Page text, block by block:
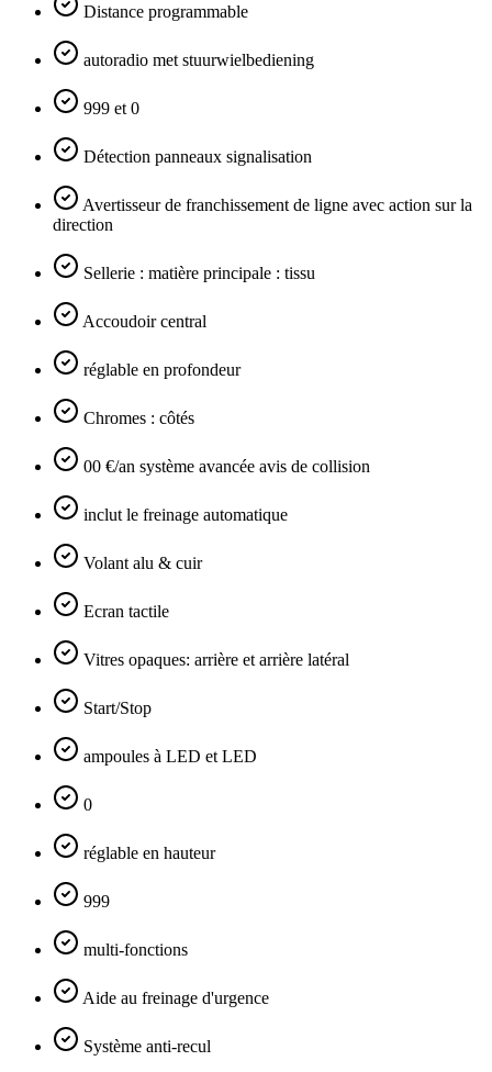
Distance programmable
autoradio met stuurwielbediening
999 et 0
Détection panneaux signalisation
Avertisseur de franchissement de ligne avec action sur la
direction
Sellerie : matière principale : tissu
Accoudoir central
réglable en profondeur
Chromes : côtés
00 €/an système avancée avis de collision
inclut le freinage automatique
Volant alu & cuir
Ecran tactile
Vitres opaques: arrière et arrière latéral
Start/Stop
ampoules à LED et LED
0
réglable en hauteur
999
multi-fonctions
Aide au freinage d'urgence
Système anti-recul